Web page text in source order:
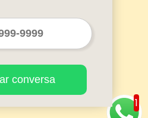
do site
1
conversa